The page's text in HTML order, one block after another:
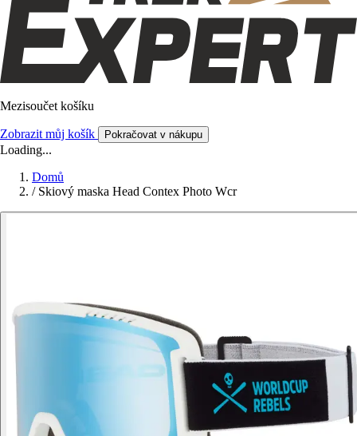
Mezisoučet košíku
Zobrazit můj košík Pokračovat v nákupu
Loading...
Domů
/ Skiový maska Head Contex Photo Wcr